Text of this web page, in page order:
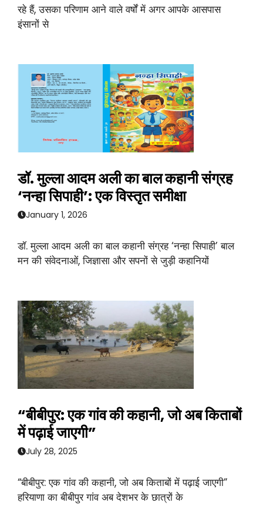
रहे हैं, उसका परिणाम आने वाले वर्षों में अगर आपके आसपास
इंसानों से
डॉ. मुल्ला आदम अली का बाल कहानी संग्रह
‘नन्हा सिपाही’: एक विस्तृत समीक्षा
January 1, 2026
डॉ. मुल्ला आदम अली का बाल कहानी संग्रह ‘नन्हा सिपाही’ बाल
मन की संवेदनाओं, जिज्ञासा और सपनों से जुड़ी कहानियों
“बीबीपुर: एक गांव की कहानी, जो अब किताबों
में पढ़ाई जाएगी”
July 28, 2025
“बीबीपुर: एक गांव की कहानी, जो अब किताबों में पढ़ाई जाएगी”
हरियाणा का बीबीपुर गांव अब देशभर के छात्रों के